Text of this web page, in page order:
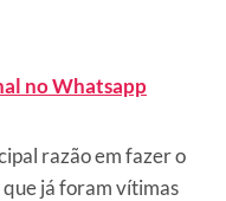
no Whatsapp
razão em fazer o
que já foram vítimas